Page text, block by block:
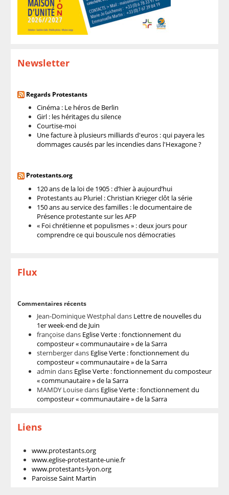
Newsletter
Regards Protestants
Cinéma : Le héros de Berlin
Girl : les héritages du silence
Courtise-moi
Une facture à plusieurs milliards d'euros : qui payera les
dommages causés par les incendies dans l'Hexagone ?
Protestants.org
120 ans de la loi de 1905 : d’hier à aujourd’hui
Protestants au Pluriel : Christian Krieger clôt la série
150 ans au service des familles : le documentaire de
Présence protestante sur les AFP
« Foi chrétienne et populismes » : deux jours pour
comprendre ce qui bouscule nos démocraties
Flux
Commentaires récents
Jean-Dominique Westphaldans Lettre de nouvelles du
1er week-end de Juin
françoisedans Eglise Verte : fonctionnement du
composteur « communautaire » de la Sarra
sternbergerdans Eglise Verte : fonctionnement du
composteur « communautaire » de la Sarra
admin dans Eglise Verte : fonctionnement du composteur
« communautaire » de la Sarra
MAMDY Louisedans Eglise Verte : fonctionnement du
composteur « communautaire » de la Sarra
Liens
www.protestants.org
www.eglise-protestante-unie.fr
www.protestants-lyon.org
Paroisse Saint Martin